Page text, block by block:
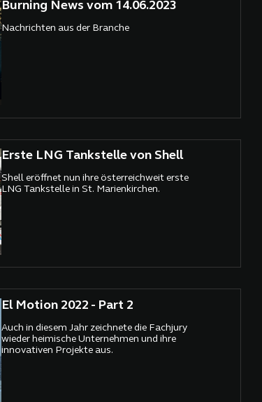
Burning News vom 14.06.2023
Nachrichten aus der Branche
Erste LNG Tankstelle von Shell
Shell eröffnet nun ihre österreichweit erste
LNG Tankstelle in St. Marienkirchen.
El Motion 2022 - Part 2
Auch in diesem Jahr zeichnete die Fachjury
wieder heimische Unternehmen und ihre
innovativen Projekte aus.